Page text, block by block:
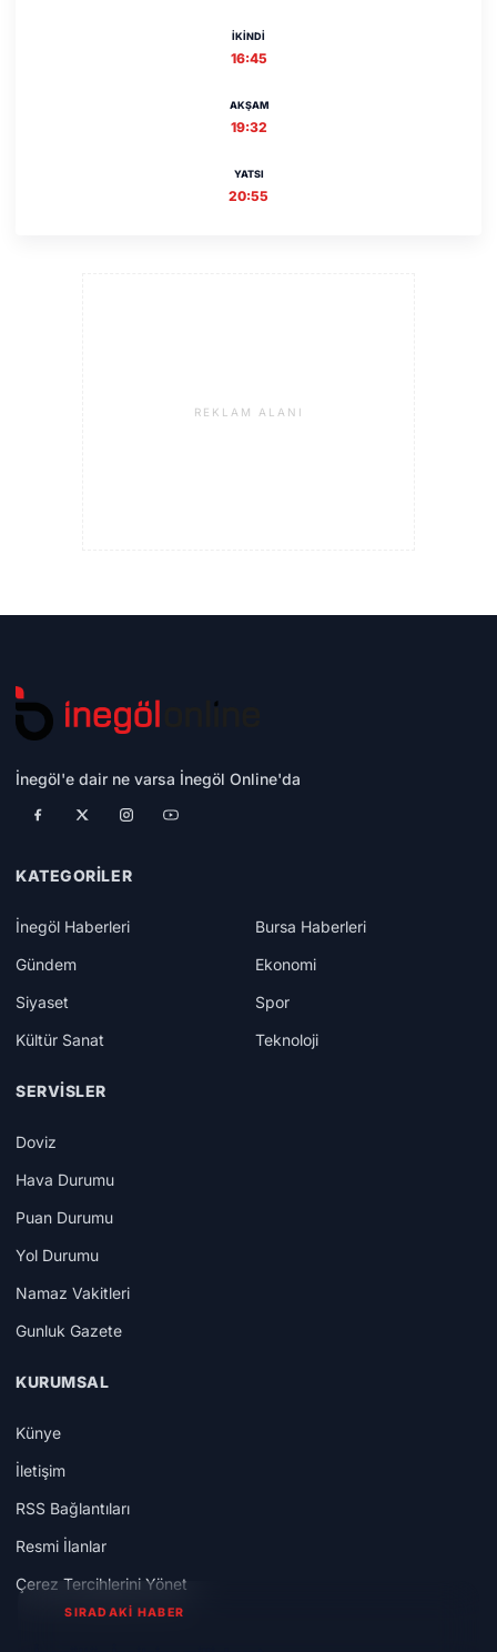
İKINDI
16:45
AKŞAM
19:32
YATSI
20:55
REKLAM ALANI
İnegöl'e dair ne varsa İnegöl Online'da
KATEGORILER
İnegöl Haberleri
Bursa Haberleri
Gündem
Ekonomi
Siyaset
Spor
Kültür Sanat
Teknoloji
SERVISLER
Doviz
Hava Durumu
Puan Durumu
Yol Durumu
Namaz Vakitleri
Gunluk Gazete
KURUMSAL
Künye
İletişim
RSS Bağlantıları
Resmi İlanlar
Çerez Tercihlerini Yönet
SIRADAKİ HABER